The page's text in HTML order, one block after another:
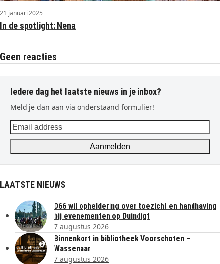
21 januari 2025
In de spotlight: Nena
Geen reacties
Iedere dag het laatste nieuws in je inbox?
Meld je dan aan via onderstaand formulier!
Email
address
Aanmelden
LAATSTE NIEUWS
D66 wil opheldering over toezicht en handhaving
bij evenementen op Duindigt
7 augustus 2026
Binnenkort in bibliotheek Voorschoten –
Wassenaar
7 augustus 2026